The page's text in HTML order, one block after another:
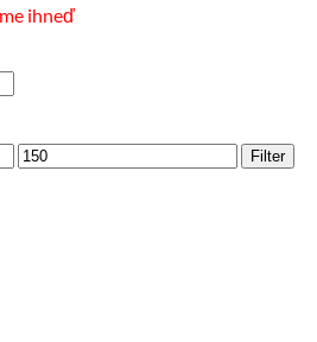
ihneď
Maximálna
cena
Filter